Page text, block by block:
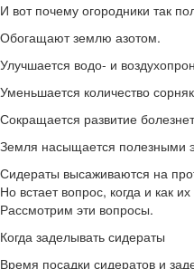
И вот почему огородники так
Обогащают землю азотом.
Улучшается водо- и
Уменьшается количество
Сокращается развитие
Земля насыщается полезными
Сидераты высаживаются на
Но встает вопрос, когда и как
Рассмотрим эти вопросы.
Когда заделывать сидераты
Время посадки сидератов и